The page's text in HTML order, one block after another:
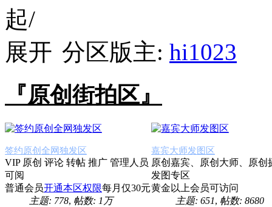
分区版主: hi1023
『原创街拍区』
签约原创全网独发区
VIP 原创 评论 转帖 推广 管理人员
可阅
普通会员开通本区权限每月仅30元
主题: 778, 帖数: 1万
嘉宾大师发图区
原创嘉宾、原创大师、原创
发图专区
黄金以上会员可访问
主题: 651, 帖数: 8680